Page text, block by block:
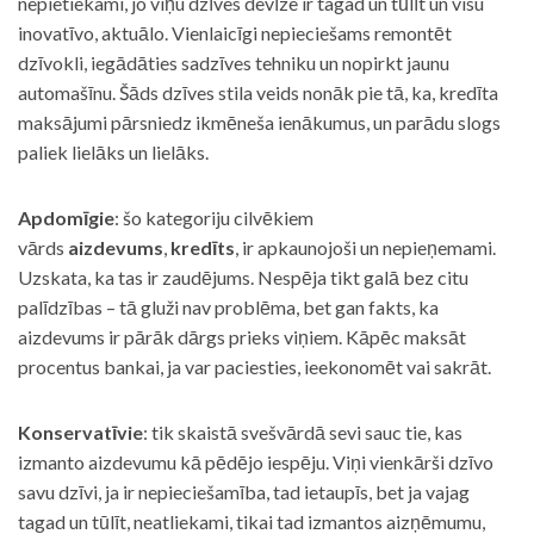
inovatīvo, aktuālo. Vienlaicīgi nepieciešams remontēt
dzīvokli, iegādāties sadzīves tehniku un nopirkt jaunu
automašīnu. Šāds dzīves stila veids nonāk pie tā, ka, kredīta
maksājumi pārsniedz ikmēneša ienākumus, un parādu slogs
paliek lielāks un lielāks.
Apdomīgie: šo kategoriju cilvēkiem
vārds aizdevums, kredīts, ir apkaunojoši un nepieņemami.
Uzskata, ka tas ir zaudējums. Nespēja tikt galā bez citu
palīdzības – tā gluži nav problēma, bet gan fakts, ka
aizdevums ir pārāk dārgs prieks viņiem. Kāpēc maksāt
procentus bankai, ja var paciesties, ieekonomēt vai sakrāt.
Konservatīvie: tik skaistā svešvārdā sevi sauc tie, kas
izmanto aizdevumu kā pēdējo iespēju. Viņi vienkārši dzīvo
savu dzīvi, ja ir nepieciešamība, tad ietaupīs, bet ja vajag
tagad un tūlīt, neatliekami, tikai tad izmantos aizņēmumu,